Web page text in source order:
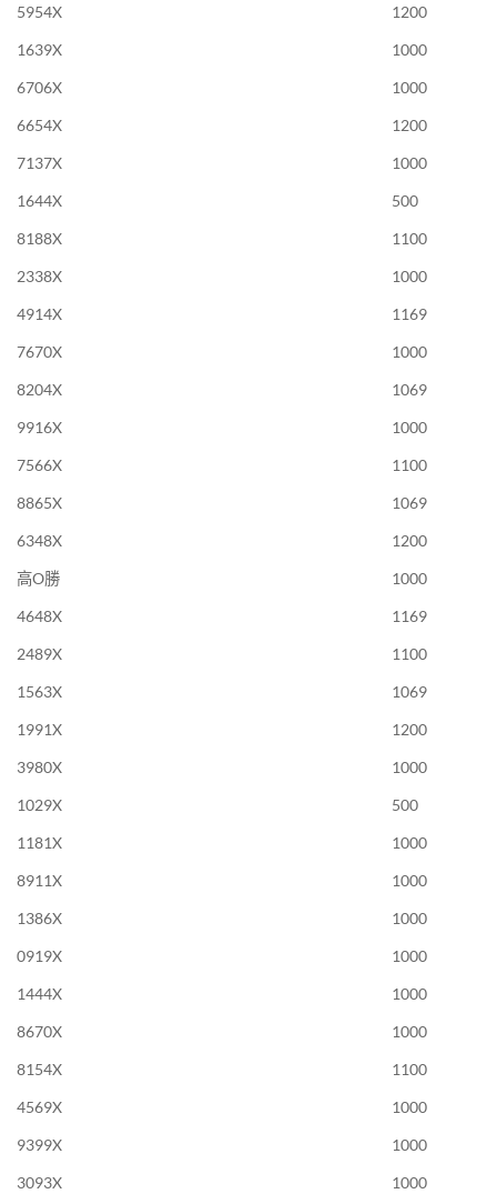
5954X
1200
1639X
1000
6706X
1000
6654X
1200
7137X
1000
1644X
500
8188X
1100
2338X
1000
4914X
1169
7670X
1000
8204X
1069
9916X
1000
7566X
1100
8865X
1069
6348X
1200
高O勝
1000
4648X
1169
2489X
1100
1563X
1069
1991X
1200
3980X
1000
1029X
500
1181X
1000
8911X
1000
1386X
1000
0919X
1000
1444X
1000
8670X
1000
8154X
1100
4569X
1000
9399X
1000
3093X
1000